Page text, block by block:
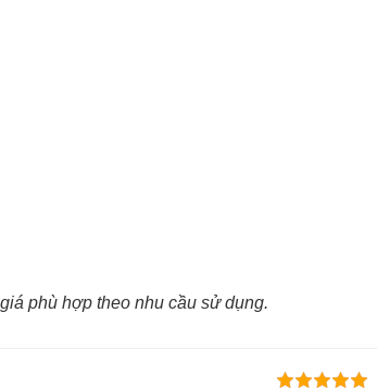
phù hợp theo nhu cầu sử dụng.